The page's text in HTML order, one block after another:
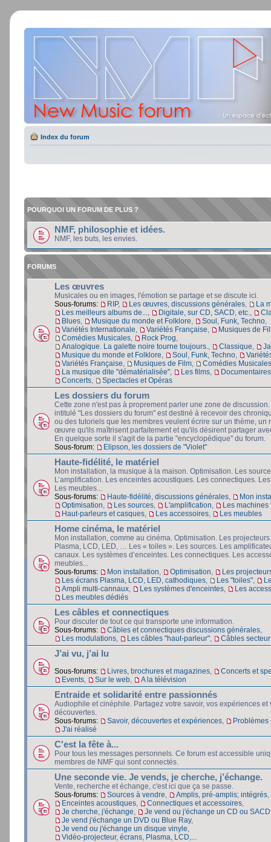
Index du forum
POURQUOI UN FORUM DE PLUS ?
NMF, philosophie et idées.
NMF, les buts, les envies.
FORUMS
Les œuvres
Musicales ou en images, l'émotion se partage et se discute ici.
Sous-forums:
RIP, Les œuvres, discussions générales
La
Les meilleurs albums de...
Digitale, sur CD, SACD, etc.
Blues
Musique du monde et Folklore Soul, Funk, Techno
Variétés Internationale
Variétés Française
Musiques de
Comédies Musicales
Rock Prog
Analogique. La galette noire tourne toujours.
Classique
Musique du monde et Folklore
Soul, Funk, Techno
Variétés Française
Musiques de Film
Comédies Musicales
La musique dite "dématérialisée"
Les films
Concerts
Spectacles et Opéras
Les dossiers du forum
Cette zone n'est pas à proprement parler une zone de
intitulé "Les dossiers du forum" est destiné à recevoir des
ou des tutoriels que les membres veulent écrire sur un thème, un
œuvre qu'ils maîtrisent parfaitement et qu'ils désirent partager
En quelque sorte il s'agit de la partie "encyclopédique" du forum.
Sous-forum:
Elipson, les dossiers de "Violet"
Haute-fidélité, le matériel
Mon installation, la musique à la maison. Optimisation. Les
L’amplification. Les enceintes acoustiques. Les connectiques.
Les meubles...
Sous-forums:
Haute-fidélité, discussions générales
Mon
Optimisation
Les sources L'amplification
Les machines
Haut-parleurs et casques
Les accessoires Les meubles
Home cinéma, le matériel
Mon installation, comme au cinéma. Optimisation. Les
Plasma, LCD, LED, … Les « toiles ». Les sources. Les
canaux. Les systèmes d’enceintes. Les connectiques. Les
meubles...
Sous-forums:
Mon installation Optimisation
Les
Les écrans Plasma, LCD, LED, cathodiques
Les "toiles"
Ampli multi-cannaux
Les systèmes d'enceintes
Les
Les meubles dédiés
Les câbles et connectiques
Pour discuter de tout ce qui transporte une information.
Sous-forums:
Câbles et connectiques discussions générales
Les modulations
Les câbles "haut-parleur" Câbles
J’ai vu, j’ai lu
Sous-forums: Livres, brochures et magazines
Concerts et
Events
Sur le web A la télévision
Entraide et solidarité entre passionnés
Audiophile et cinéphile. Partagez votre savoir, vos expériences et
découvertes.
Sous-forums:
Savoir, découvertes et expériences
Problèmes
J'ai réalisé
C'est la fête à...
Pour tous les messages personnels. Ce forum est accessible
membres de NMF qui sont connectés.
Une seconde vie. Je vends, je cherche, j’échange.
Vente, recherche et échange, c'est ici que ça se passe.
Sous-forums:
Sources à vendre Amplis, pré-amplis; intégrés
Enceintes acoustiques
Connectiques et accessoires
Je cherche, j'échange
Je vend ou j'échange un CD ou SACD
Je vend j'échange un DVD ou Blue Ray,
Je vend ou j'échange un disque vinyle
Vidéo-projecteur, écrans, Plasma, LCD,...